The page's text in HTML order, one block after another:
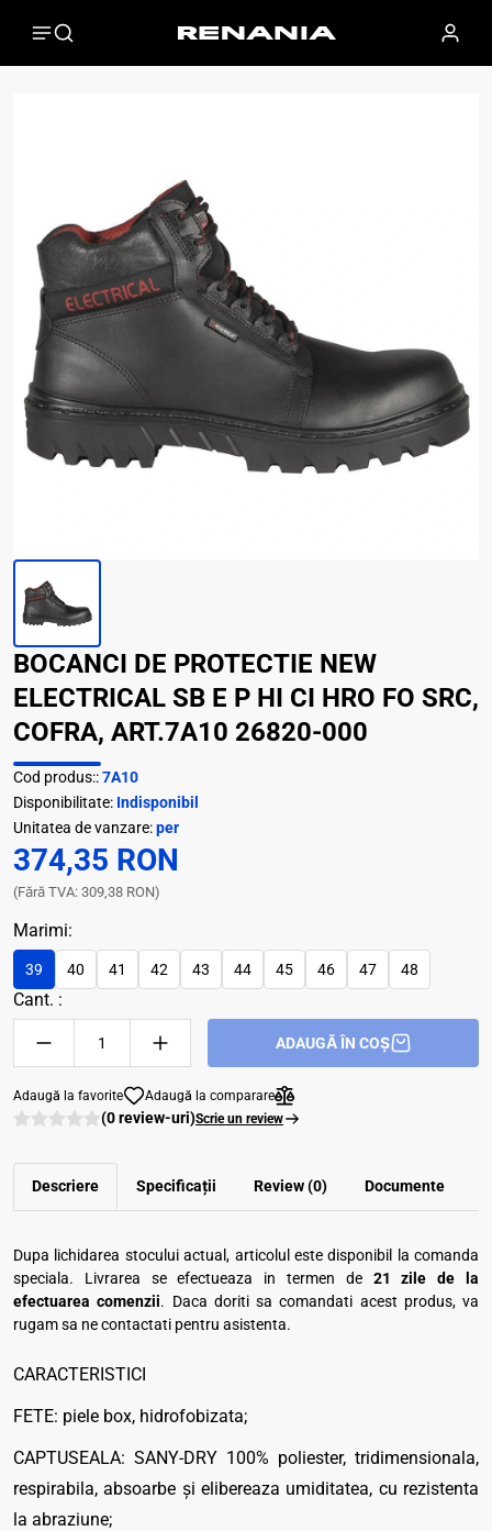
BOCANCI DE PROTECTIE NEW
ELECTRICAL SB E P HI CI HRO FO SRC,
COFRA, ART.7A10 26820-000
Cod produs::7A10
Disponibilitate: Indisponibil
Unitatea de vanzare:per
374,35 RON
(Fără TVA: 309,38 RON)
Marimi:
39 40 41 42 43 44 45 46 47 48
Cant. :
ADAUGĂ ÎN COȘ
Adaugă la favorite Adaugă la comparare
(0 review-uri)Scrie un review
Descriere Specificații Review (0) Documente
Dupa lichidarea stocului actual, articolul este disponibil la comanda
speciala. Livrarea se efectueaza in termen de 21 zile de la
efectuarea comenzii. Daca doriti sa comandati acest produs, va
rugam sa ne contactati pentru asistenta.
CARACTERISTICI
FETE: piele box, hidrofobizata;
CAPTUSEALA: SANY-DRY 100% poliester, tridimensionala,
respirabila, absoarbe şi elibereaza umiditatea, cu rezistenta
la abraziune;